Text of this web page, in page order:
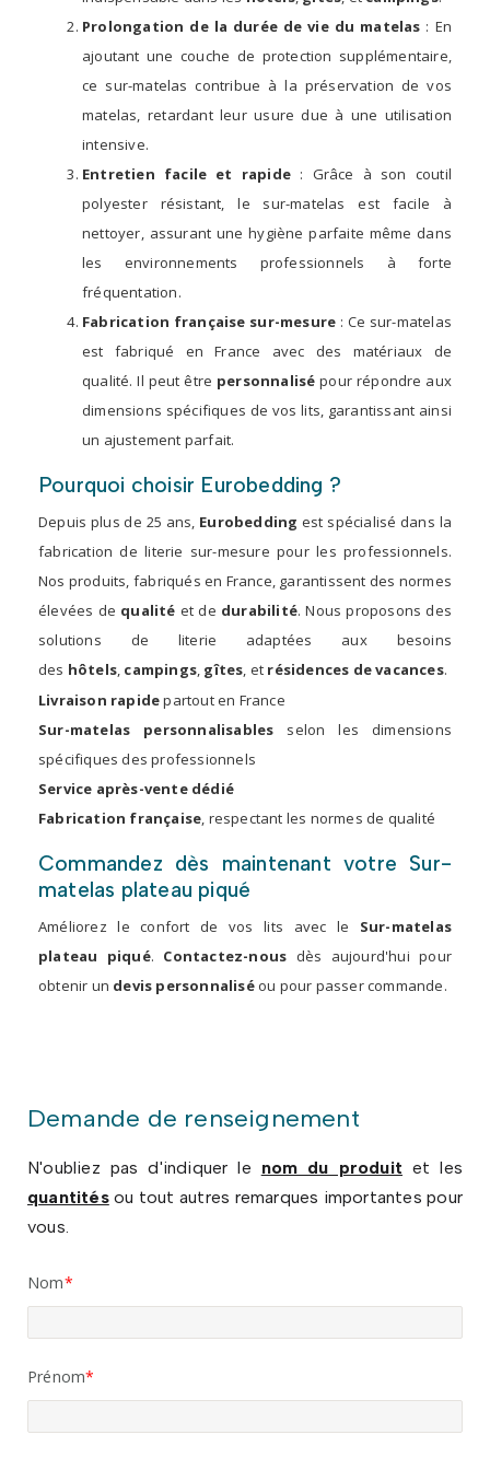
Prolongation de la durée de vie du matelas : En
ajoutant une couche de protection supplémentaire,
ce sur-matelas contribue à la préservation de vos
matelas, retardant leur usure due à une utilisation
intensive.
Entretien facile et rapide : Grâce à son coutil
polyester résistant, le sur-matelas est facile à
nettoyer, assurant une hygiène parfaite même dans
les environnements professionnels à forte
fréquentation.
Fabrication française sur-mesure : Ce sur-matelas
est fabriqué en France avec des matériaux de
qualité. Il peut être personnalisé pour répondre aux
dimensions spécifiques de vos lits, garantissant ainsi
un ajustement parfait.
Pourquoi choisir Eurobedding ?
Depuis plus de 25 ans, Eurobedding est spécialisé dans la
fabrication de literie sur-mesure pour les professionnels.
Nos produits, fabriqués en France, garantissent des normes
élevées de qualité et de durabilité. Nous proposons des
solutions de literie adaptées aux besoins
des hôtels, campings, gîtes, et résidences de vacances.
Livraison rapidepartout en France
Sur-matelas personnalisables selon les dimensions
spécifiques des professionnels
Service après-vente dédié
Fabrication française, respectant les normes de qualité
Commandez dès maintenant votre Sur-
matelas plateau piqué
Améliorez le confort de vos lits avec le Sur-matelas
plateau piqué. Contactez-nous dès aujourd'hui pour
obtenir un devis personnaliséou pour passer commande.
Demande de renseignement
N'oubliez pas d'indiquer le nom du produit et les
quantitésou tout autres remarques importantes pour
vous.
Nom
Prénom